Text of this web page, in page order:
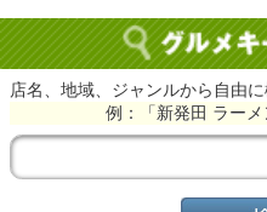
店名、地域、ジャンルから自由
例：「新発田 ラー